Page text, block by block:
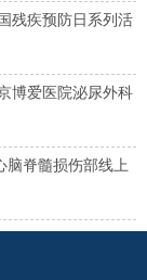
疾预防日系列活
爱医院泌尿外科
脑脊髓损伤部线上